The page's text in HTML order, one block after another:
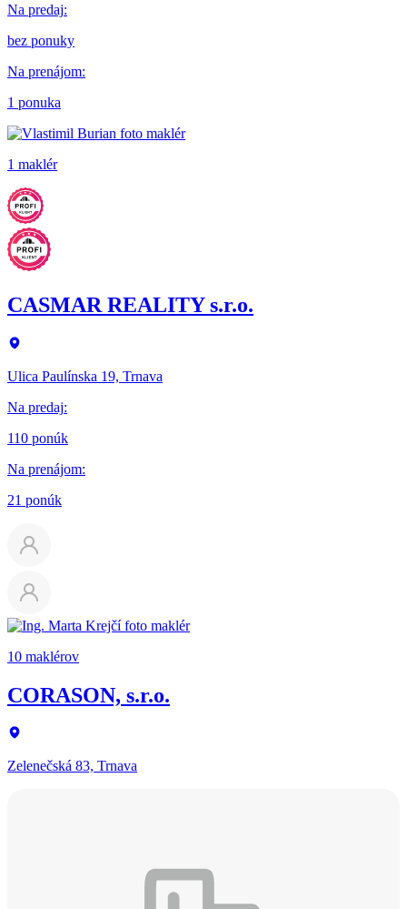
Na predaj:
bez ponuky
Na prenájom:
1 ponuka
1 maklér
CASMAR REALITY s.r.o.
Ulica Paulínska 19, Trnava
Na predaj:
110 ponúk
Na prenájom:
21 ponúk
10 maklérov
CORASON, s.r.o.
Zelenečská 83, Trnava